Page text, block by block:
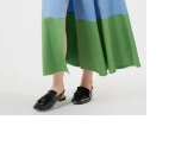
e Ricette